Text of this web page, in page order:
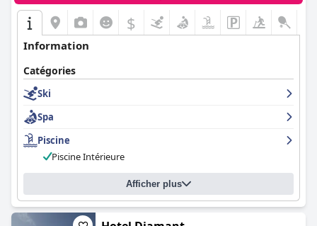
$
Information
Catégories
Ski
Spa
Piscine
Piscine Intérieure
Afficher plus